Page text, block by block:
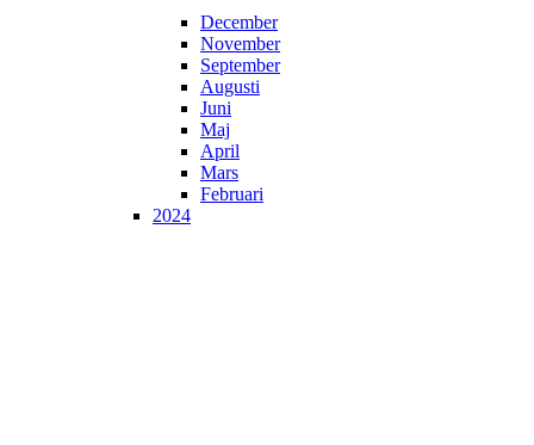
December
November
September
Augusti
Juni
Maj
April
Mars
Februari
2024